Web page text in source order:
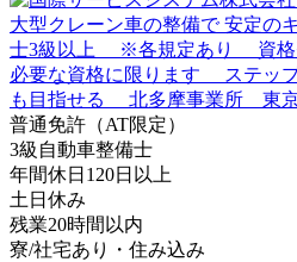
普通免許（AT限定）
3級自動車整備士
年間休日120日以上
土日休み
残業20時間以内
寮/社宅あり・住み込み